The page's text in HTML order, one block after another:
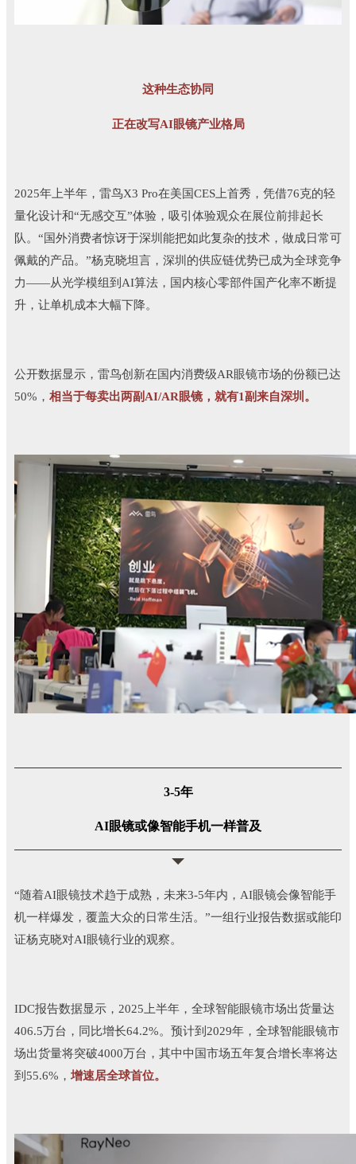
这种生态协同
正在改写AI眼镜产业格局
2025年上半年，雷鸟X3 Pro在美国CES上首秀，凭借76克的轻
量化设计和“无感交互”体验，吸引体验观众在展位前排起长
队。“国外消费者惊讶于深圳能把如此复杂的技术，做成日常可
佩戴的产品。”杨克晓坦言，深圳的供应链优势已成为全球竞争
力——从光学模组到AI算法，国内核心零部件国产化率不断提
升，让单机成本大幅下降。
公开数据显示，雷鸟创新在国内消费级AR眼镜市场的份额已达
50%， 相当于每卖出两副AI/AR眼镜，就有1副来自深圳。
3-5年
AI眼镜或像智能手机一样普及
“随着AI眼镜技术趋于成熟，未来3-5年内，AI眼镜会像智能手
机一样爆发，覆盖大众的日常生活。”一组行业报告数据或能印
证杨克晓对AI眼镜行业的观察。
IDC报告数据显示，2025上半年，全球智能眼镜市场出货量达
406.5万台，同比增长64.2%。预计到2029年，全球智能眼镜市
场出货量将突破4000万台，其中中国市场五年复合增长率将达
到55.6%， 增速居全球首位。